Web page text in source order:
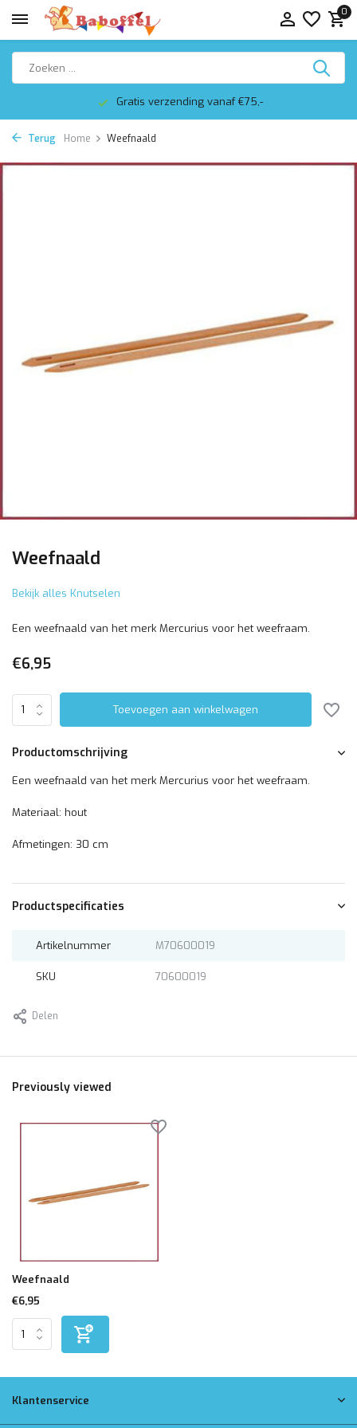
0
Gratis verzending vanaf €75,-
Terug Home Weefnaald
Weefnaald
Bekijk alles Knutselen
Een weefnaald van het merk Mercurius voor het weefraam.
€6,95
Toevoegen aan winkelwagen
Productomschrijving
Een weefnaald van het merk Mercurius voor het weefraam.
Materiaal: hout
Afmetingen: 30 cm
Productspecificaties
Artikelnummer M70600019
SKU 70600019
Delen
Previously viewed
Weefnaald
€6,95
Klantenservice